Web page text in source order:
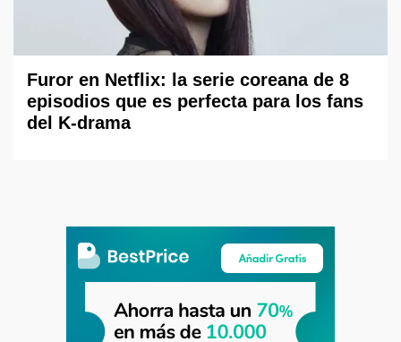
Furor en Netflix: la serie coreana de 8
episodios que es perfecta para los fans
del K-drama